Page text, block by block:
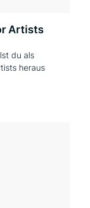
Artists
du als
heraus